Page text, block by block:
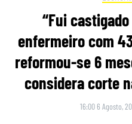
“Fui
enfermeiro com
reformou-se 6
considera corte
16:00 6 Agosto,